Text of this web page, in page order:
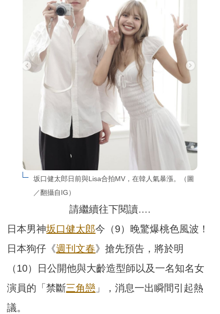
坂口健太郎日前與Lisa合拍MV，在韓人氣暴漲。（圖
／翻攝自IG）
請繼續往下閱讀….
日本男神坂口健太郎今（9）晚驚爆桃色風波！
日本狗仔《週刊文春》搶先預告，將於明
（10）日公開他與大齡造型師以及一名知名女
演員的「禁斷三角戀 」，消息一出瞬間引起熱
議。